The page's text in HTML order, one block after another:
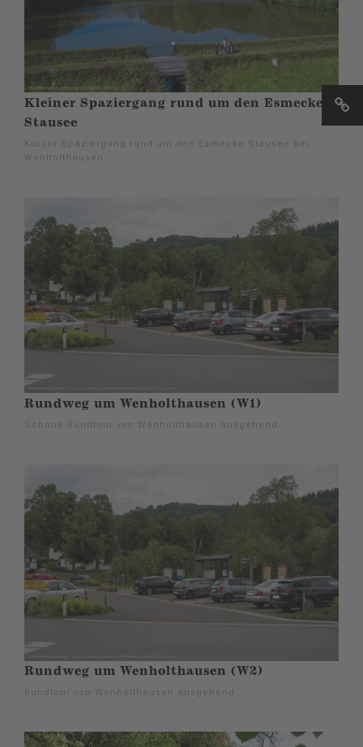
Kleiner Spaziergang rund um den Esmecke
Stausee
Kurzer Spaziergang rund um den Esmecke Stausee bei
Wenholthausen.
Rundweg um Wenholthausen (W1)
Schöne Rundtour von Wenholthausen ausgehend.
Rundweg um Wenholthausen (W2)
Rundtour von Wenholthausen ausgehend.